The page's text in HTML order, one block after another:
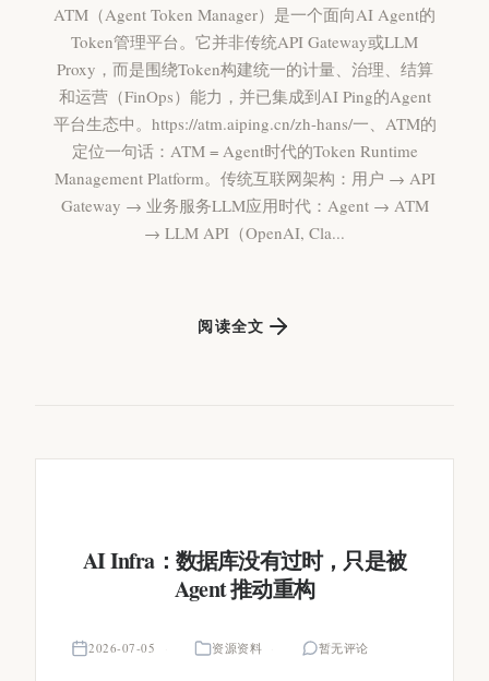
ATM（Agent Token Manager）是一个面向AI Agent的
Token管理平台。它并非传统API Gateway或LLM
Proxy，而是围绕Token构建统一的计量、治理、结算
和运营（FinOps）能力，并已集成到AI Ping的Agent
平台生态中。https://atm.aiping.cn/zh-hans/一、ATM的
定位一句话：ATM = Agent时代的Token Runtime
Management Platform。传统互联网架构：用户 → API
Gateway → 业务服务LLM应用时代：Agent → ATM
→ LLM API（OpenAI, Cla...
阅读全文
AI Infra：数据库没有过时，只是被
Agent 推动重构
2026-07-05 资源资料 暂无评论